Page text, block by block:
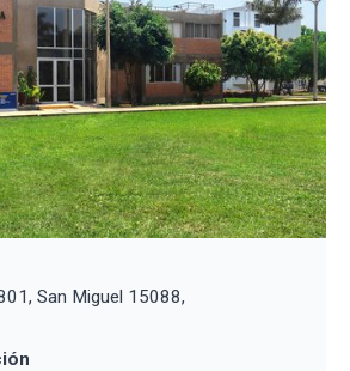
San Miguel 15088,